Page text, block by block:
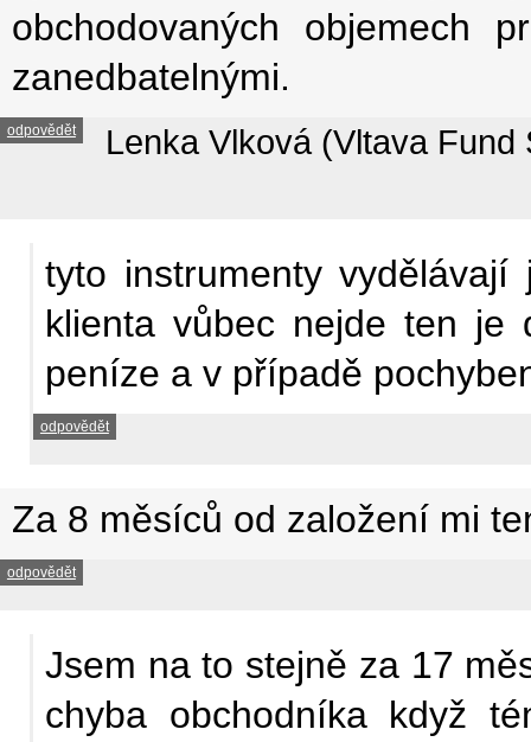
obchodovaných objemech
zanedbatelnými.
odpovědět Lenka Vlková (Vltava Fund
tyto instrumenty
klienta vůbec nejde ten je
peníze a v případě
odpovědět
Za 8 měsíců od založení mi
odpovědět
Jsem na to stejně za 17
chyba obchodníka když